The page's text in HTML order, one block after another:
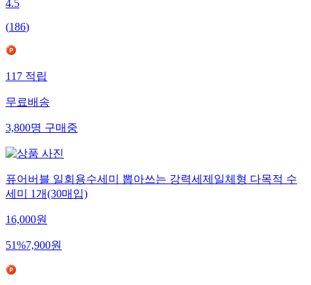
4.5
(186)
117적립
무료배송
3,800명구매중
퓨어버블 일회용수세미 뽑아쓰는 강력세제일체형 다목적 수
세미 1개(30매입)
16,000원
51%7,900원